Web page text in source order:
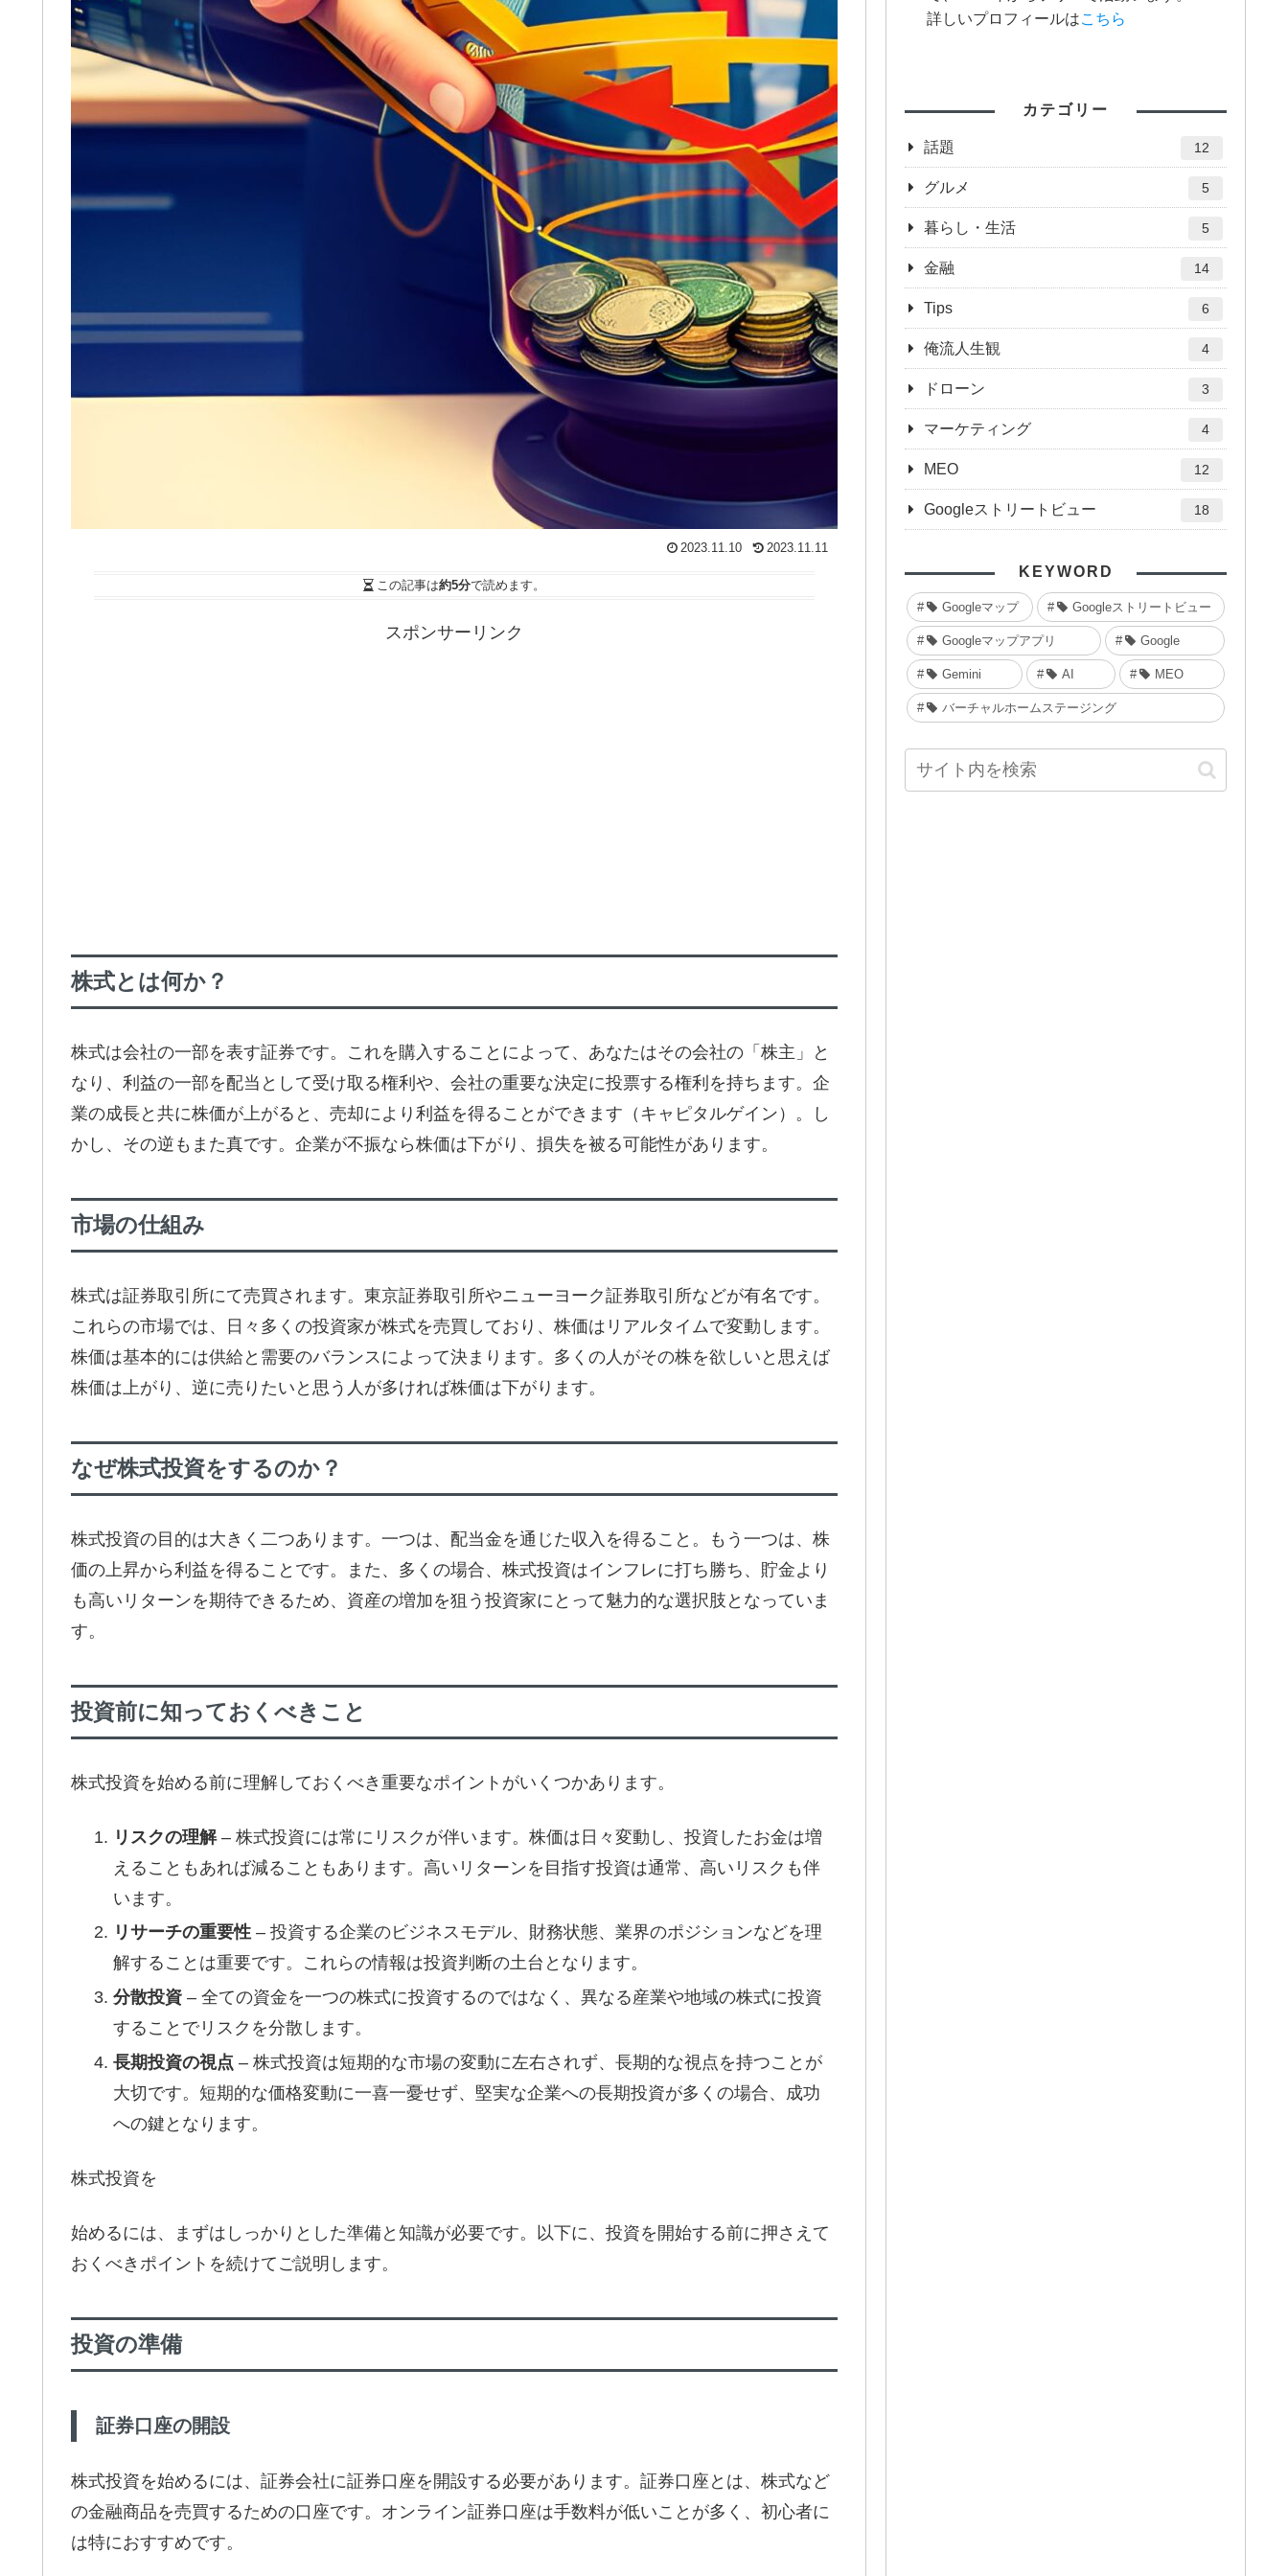
2023.11.10 2023.11.11
この記事は約5分で読めます。
スポンサーリンク
株式とは何か？
株式は会社の一部を表す証券です。これを購入することによって、あなたはその会社の「株主」と
なり、利益の一部を配当として受け取る権利や、会社の重要な決定に投票する権利を持ちます。企
業の成長と共に株価が上がると、売却により利益を得ることができます（キャピタルゲイン）。し
かし、その逆もまた真です。企業が不振なら株価は下がり、損失を被る可能性があります。
市場の仕組み
株式は証券取引所にて売買されます。東京証券取引所やニューヨーク証券取引所などが有名です。
これらの市場では、日々多くの投資家が株式を売買しており、株価はリアルタイムで変動します。
株価は基本的には供給と需要のバランスによって決まります。多くの人がその株を欲しいと思えば
株価は上がり、逆に売りたいと思う人が多ければ株価は下がります。
なぜ株式投資をするのか？
株式投資の目的は大きく二つあります。一つは、配当金を通じた収入を得ること。もう一つは、株
価の上昇から利益を得ることです。また、多くの場合、株式投資はインフレに打ち勝ち、貯金より
も高いリターンを期待できるため、資産の増加を狙う投資家にとって魅力的な選択肢となっていま
す。
投資前に知っておくべきこと
株式投資を始める前に理解しておくべき重要なポイントがいくつかあります。
リスクの理解– 株式投資には常にリスクが伴います。株価は日々変動し、投資したお金は増
えることもあれば減ることもあります。高いリターンを目指す投資は通常、高いリスクも伴
います。
リサーチの重要性– 投資する企業のビジネスモデル、財務状態、業界のポジションなどを理
解することは重要です。これらの情報は投資判断の土台となります。
分散投資– 全ての資金を一つの株式に投資するのではなく、異なる産業や地域の株式に投資
することでリスクを分散します。
長期投資の視点 – 株式投資は短期的な市場の変動に左右されず、長期的な視点を持つことが
大切です。短期的な価格変動に一喜一憂せず、堅実な企業への長期投資が多くの場合、成功
への鍵となります。
株式投資を
始めるには、まずはしっかりとした準備と知識が必要です。以下に、投資を開始する前に押さえて
おくべきポイントを続けてご説明します。
投資の準備
証券口座の開設
株式投資を始めるには、証券会社に証券口座を開設する必要があります。証券口座とは、株式など
の金融商品を売買するための口座です。オンライン証券口座は手数料が低いことが多く、初心者に
は特におすすめです。
詳しいプロフィールはこちら
カテゴリー
話題 12
グルメ 5
暮らし・生活 5
金融 14
Tips 6
俺流人生観 4
ドローン 3
マーケティング 4
MEO 12
Googleストリートビュー 18
KEYWORD
Googleマップ Googleストリートビュー
Googleマップアプリ Google
Gemini AI MEO
バーチャルホームステージング